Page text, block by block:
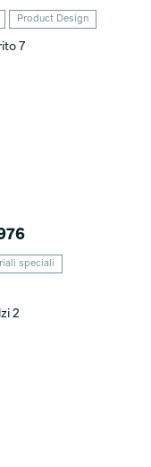
Product Design
7
speciali
2